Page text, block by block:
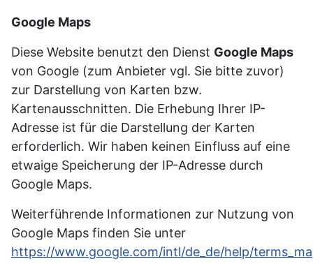
Google Maps
Diese Website benutzt den Dienst Google Maps
von Google (zum Anbieter vgl. Sie bitte zuvor)
zur Darstellung von Karten bzw.
Kartenausschnitten. Die Erhebung Ihrer IP-
Adresse ist für die Darstellung der Karten
erforderlich. Wir haben keinen Einfluss auf eine
etwaige Speicherung der IP-Adresse durch
Google Maps.
Weiterführende Informationen zur Nutzung von
Google Maps finden Sie unter
https://www.google.com/intl/de_de/help/